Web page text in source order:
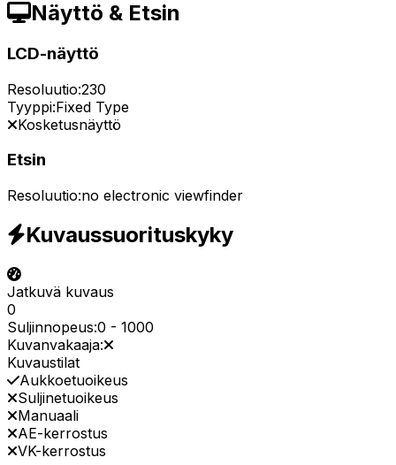
Näyttö & Etsin
LCD-näyttö
Resoluutio:230
Tyyppi:Fixed Type
Kosketusnäyttö
Etsin
Resoluutio:no electronic viewfinder
Kuvaussuorituskyky
Jatkuvä kuvaus
0
Suljinnopeus:0 - 1000
Kuvanvakaaja:
Kuvaustilat
Aukkoetuoikeus
Suljinetuoikeus
Manuaali
AE-kerrostus
VK-kerrostus